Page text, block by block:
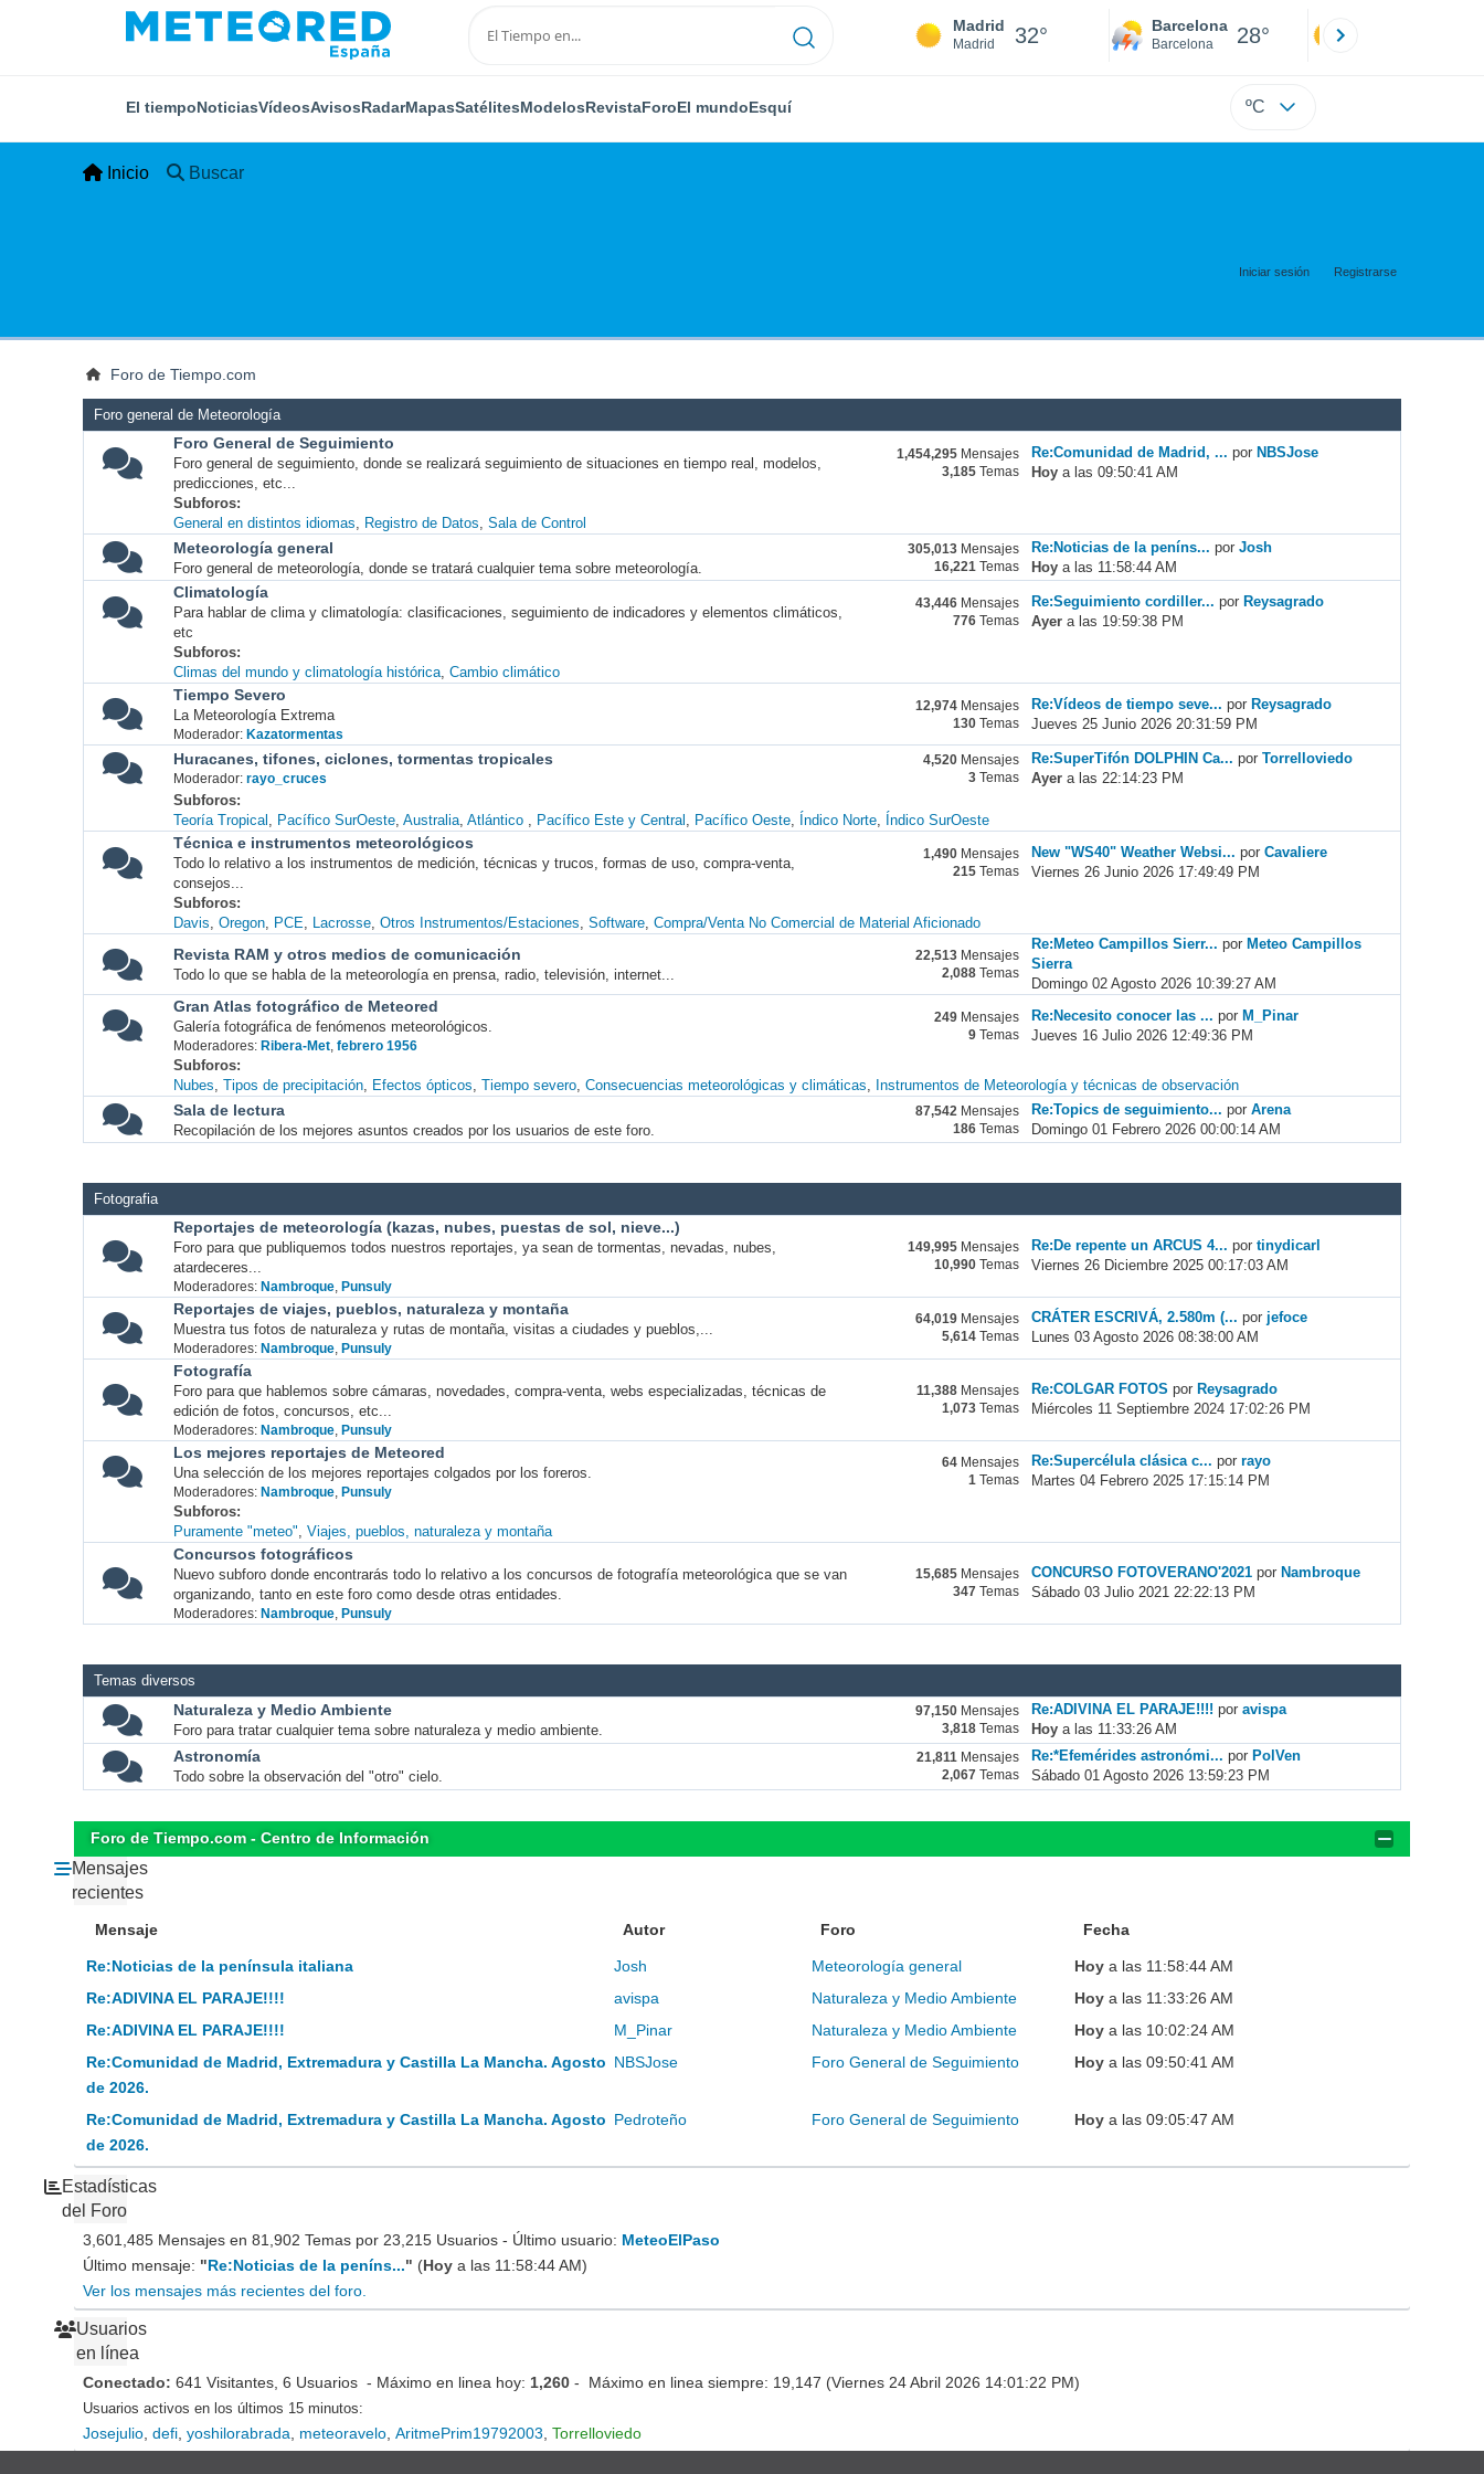
Madrid
Madrid 32° Barcelona
Barcelona 28°
El tiempoNoticiasVídeosAvisosRadarMapasSatélitesModelosRevistaForoEl mundoEsquí ºC
Inicio Buscar
Iniciar sesión Registrarse
Foro de Tiempo.com
Foro general de Meteorología
Foro General de Seguimiento
Foro general de seguimiento, donde se realizará seguimiento de situaciones en tiempo real, modelos,
predicciones, etc...
1,454,295 Mensajes
3,185 Temas
Re:Comunidad de Madrid, ... por NBSJose
Hoy a las 09:50:41 AM
Subforos
General en distintos idiomas
Registro de Datos Sala de Control
Meteorología general
Foro general de meteorología, donde se tratará cualquier tema sobre meteorología.
305,013 Mensajes
16,221 Temas
Re:Noticias de la peníns... porJosh
Hoy a las 11:58:44 AM
Climatología
Para hablar de clima y climatología: clasificaciones, seguimiento de indicadores y elementos climáticos,
etc
43,446 Mensajes
776 Temas
Re:Seguimiento cordiller... por Reysagrado
Ayer a las 19:59:38 PM
Subforos
Climas del mundo y climatología histórica Cambio climático
Tiempo Severo
La Meteorología Extrema
Moderador: Kazatormentas
12,974 Mensajes
130 Temas
Re:Vídeos de tiempo seve... porReysagrado
Jueves 25 Junio 2026 20:31:59 PM
Huracanes, tifones, ciclones, tormentas tropicales
Moderador: rayo_cruces
4,520 Mensajes
3 Temas
Re:SuperTifón DOLPHIN Ca... porTorrelloviedo
Ayer a las 22:14:23 PM
Subforos
Teoría Tropical
Pacífico SurOeste Australia Atlántico Pacífico Este y Central Pacífico Oeste Índico Norte Índico SurOeste
Técnica e instrumentos meteorológicos
Todo lo relativo a los instrumentos de medición, técnicas y trucos, formas de uso, compra-venta,
consejos...
1,490 Mensajes
215 Temas
New "WS40" Weather Websi... porCavaliere
Viernes 26 Junio 2026 17:49:49 PM
Subforos
Davis Oregon PCE Lacrosse Otros Instrumentos/Estaciones Software Compra/Venta No Comercial de Material Aficionado
Revista RAM y otros medios de comunicación
Todo lo que se habla de la meteorología en prensa, radio, televisión, internet...
22,513 Mensajes
2,088 Temas
Re:Meteo Campillos Sierr... por Meteo Campillos
Sierra
Domingo 02 Agosto 2026 10:39:27 AM
Gran Atlas fotográfico de Meteored
Galería fotográfica de fenómenos meteorológicos.
Moderadores: Ribera-Met, febrero 1956
249 Mensajes
9 Temas
Re:Necesito conocer las ... porM_Pinar
Jueves 16 Julio 2026 12:49:36 PM
Subforos
Nubes Tipos de precipitación Efectos ópticos Tiempo severo Consecuencias meteorológicas y climáticas Instrumentos de Meteorología y técnicas de observación
Sala de lectura
Recopilación de los mejores asuntos creados por los usuarios de este foro.
87,542 Mensajes
186 Temas
Re:Topics de seguimiento... porArena
Domingo 01 Febrero 2026 00:00:14 AM
Fotografia
Reportajes de meteorología (kazas, nubes, puestas de sol, nieve...)
Foro para que publiquemos todos nuestros reportajes, ya sean de tormentas, nevadas, nubes,
atardeceres...
Moderadores: Nambroque, Punsuly
149,995 Mensajes
10,990 Temas
Re:De repente un ARCUS 4... portinydicarl
Viernes 26 Diciembre 2025 00:17:03 AM
Reportajes de viajes, pueblos, naturaleza y montaña
Muestra tus fotos de naturaleza y rutas de montaña, visitas a ciudades y pueblos,...
Moderadores: Nambroque, Punsuly
64,019 Mensajes
5,614 Temas
CRÁTER ESCRIVÁ, 2.580m (... por jefoce
Lunes 03 Agosto 2026 08:38:00 AM
Fotografía
Foro para que hablemos sobre cámaras, novedades, compra-venta, webs especializadas, técnicas de
edición de fotos, concursos, etc...
Moderadores: Nambroque, Punsuly
11,388 Mensajes
1,073 Temas
Re:COLGAR FOTOS por Reysagrado
Miércoles 11 Septiembre 2024 17:02:26 PM
Los mejores reportajes de Meteored
Una selección de los mejores reportajes colgados por los foreros.
Moderadores: Nambroque, Punsuly
64 Mensajes
1 Temas
Re:Supercélula clásica c... porrayo
Martes 04 Febrero 2025 17:15:14 PM
Subforos
Puramente "meteo" Viajes, pueblos, naturaleza y montaña
Concursos fotográficos
Nuevo subforo donde encontrarás todo lo relativo a los concursos de fotografía meteorológica que se van
organizando, tanto en este foro como desde otras entidades.
Moderadores: Nambroque, Punsuly
15,685 Mensajes
347
Temas
CONCURSO FOTOVERANO'2021 por Nambroque
Sábado 03 Julio 2021 22:22:13 PM
Temas diversos
Naturaleza y Medio Ambiente
Foro para tratar cualquier tema sobre naturaleza y medio ambiente.
97,150 Mensajes
3,818 Temas
Re:ADIVINA EL PARAJE!!!! poravispa
Hoy a las 11:33:26 AM
Astronomía
Todo sobre la observación del "otro" cielo.
21,811 Mensajes
2,067
Temas
Re:*Efemérides astronómi... por PolVen
Sábado 01 Agosto 2026 13:59:23 PM
Foro de Tiempo.com - Centro de Información
Mensajes
recientes
Mensaje Autor Foro Fecha
Re:Noticias de la península italiana Josh Meteorología general Hoy a las 11:58:44 AM
Re:ADIVINA EL PARAJE!!!!
avispa Naturaleza y Medio Ambiente Hoy a las 11:33:26 AM
Re:ADIVINA EL PARAJE!!!!
M_Pinar Naturaleza y Medio Ambiente Hoy a las 10:02:24 AM
Re:Comunidad de Madrid, Extremadura y Castilla La Mancha. Agosto
de 2026.
NBSJose Foro General de Seguimiento Hoy a las 09:50:41 AM
Re:Comunidad de Madrid, Extremadura y Castilla La Mancha. Agosto
de 2026.
Pedroteño Foro General de Seguimiento Hoy a las 09:05:47 AM
Estadísticas
del Foro
3,601,485 Mensajes en 81,902 Temas por 23,215 Usuarios - Último usuario: MeteoElPaso
Último mensaje: "Re:Noticias de la peníns..." (Hoy a las 11:58:44 AM)
Ver los mensajes más recientes del foro.
Usuarios
en línea
Conectado:641 Visitantes, 6 Usuarios - Máximo en linea hoy: 1,260 - Máximo en linea siempre: 19,147 (Viernes 24 Abril 2026 14:01:22 PM)
Usuarios activos en los últimos 15 minutos:
Josejulio ,defi ,yoshilorabrada meteoravelo ,AritmePrim19792003 ,Torrelloviedo